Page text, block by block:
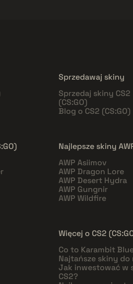
Sprzedawaj skiny
Sprzedaj skiny CS2
(CS:GO)
Blog o CS2 (CS:GO)
Najlepsze skiny
AWP Asiimov
AWP Dragon Lore
AWP Desert Hydra
AWP Gungnir
AWP Wildfire
Więcej o CS2
Co to Karambit
Najtańsze skiny do
Jak inwestować w
CS2?